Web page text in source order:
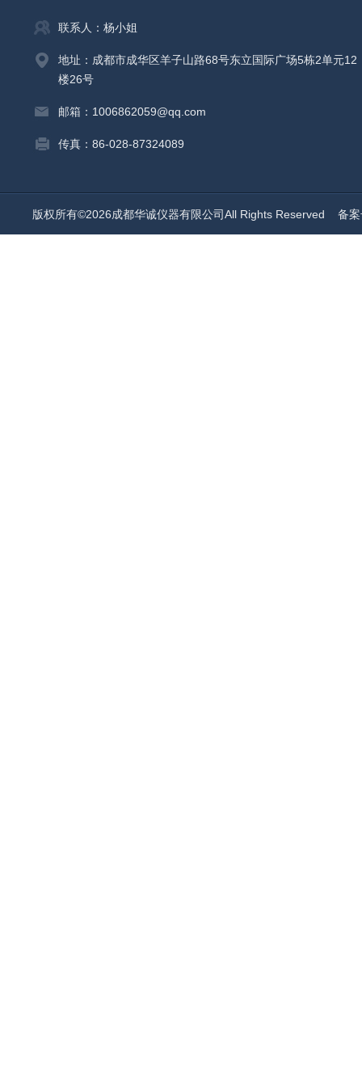
联系人：杨小姐
地址：成都市成华区羊子山路68号东立国际广场5栋2单元12
楼26号
邮箱：1006862059@qq.com
传真：86-028-87324089
版权所有©2026成都华诚仪器有限公司All Rights Reserved 备